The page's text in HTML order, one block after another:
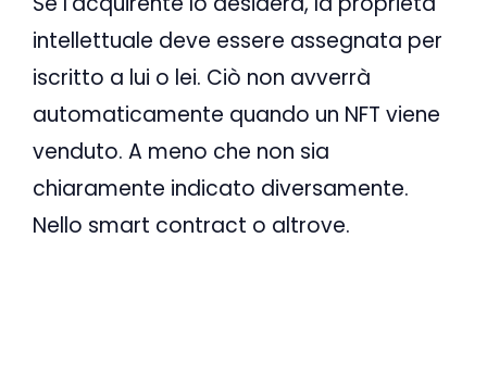
intellettuale deve essere assegnata per
iscritto a lui o lei. Ciò non avverrà
automaticamente quando un NFT viene
venduto. A meno che non sia
chiaramente indicato diversamente.
Nello smart contract o altrove.